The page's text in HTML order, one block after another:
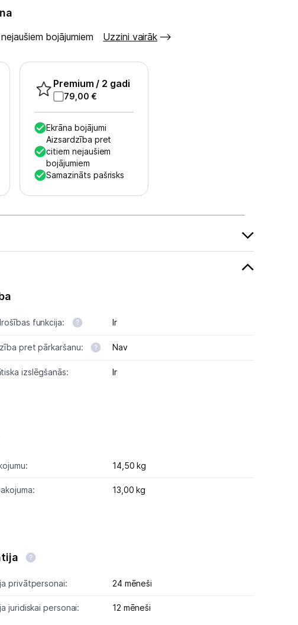
bojājumiem Uzzini vairāk
Premium / 2 gadi
79,00 €
Ekrāna bojājumi
Aizsardzība pret
citiem nejaušiem
bojājumiem
Samazināts pašrisks
funkcija: Ir
pret pārkaršanu: Nav
izslēgšanās: Ir
14,50 kg
13,00 kg
privātpersonai: 24 mēneši
juridiskai personai: 12 mēneši